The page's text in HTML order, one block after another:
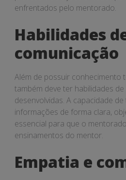
enfrentados pelo mentorado.
Habilidades
comunicação
Além de possuir conhecimento
também deve ter habilidades
desenvolvidas. A capacidade
informações de forma clara,
essencial para que o
ensinamentos do mentor.
Empatia e